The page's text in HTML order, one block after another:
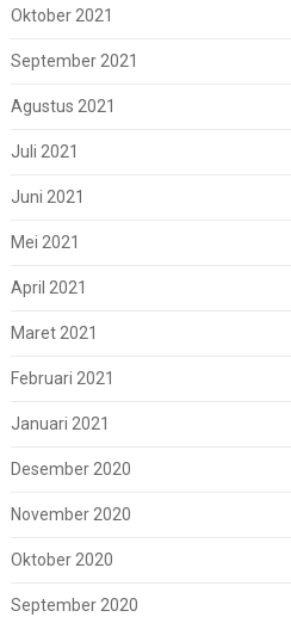
Oktober 2021
September 2021
Agustus 2021
Juli 2021
Juni 2021
Mei 2021
April 2021
Maret 2021
Februari 2021
Januari 2021
Desember 2020
November 2020
Oktober 2020
September 2020